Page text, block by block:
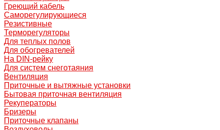
Греющий кабель
Саморегулирующиеся
Резистивные
Терморегуляторы
Для теплых полов
Для обогревателей
На DIN-рейку
Для систем снеготаяния
Вентиляция
Приточные и вытяжные установки
Бытовая приточная вентиляция
Рекуператоры
Бризеры
Приточные клапаны